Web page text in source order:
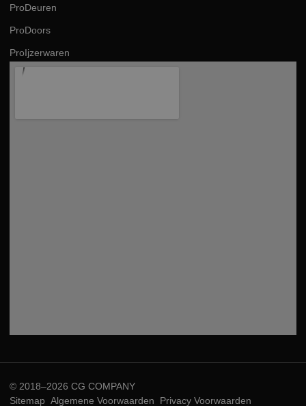
ProDeuren
ProDoors
ProIjzerwaren
© 2018–2026 CG COMPANY
Sitemap Algemene Voorwaarden Privacy Voorwaarden